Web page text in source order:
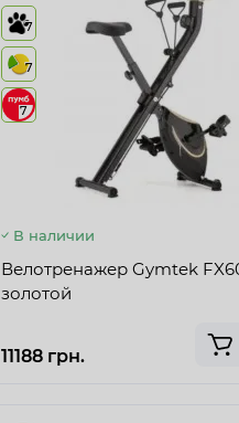
7
7
7
В наличии
Велотренажер Gymtek
золотой
11188 грн.